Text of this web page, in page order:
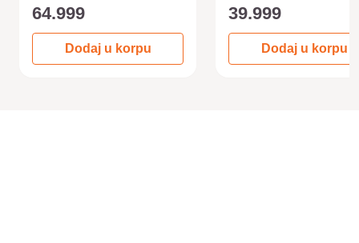
64.999
Dodaj u korpu
39.999
Dodaj u korpu